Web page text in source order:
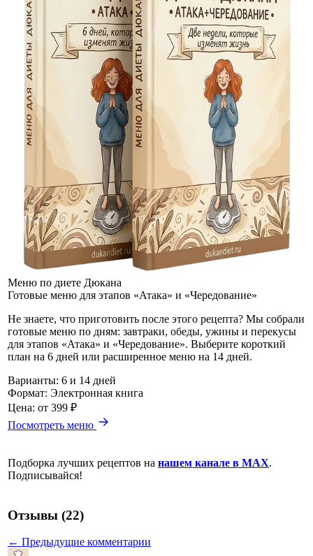
Меню по диете Дюкана
Готовые меню для этапов «Атака» и «Чередование»
Не знаете, что приготовить после этого рецепта? Мы собрали
готовые меню по дням: завтраки, обеды, ужины и перекусы
для этапов «Атака» и «Чередование». Выберите короткий
план на 6 дней или расширенное меню на 14 дней.
Варианты: 6 и 14 дней
Формат: Электронная книга
Цена: от 399 ₽
Посмотреть меню
Подборка лучших рецептов на нашем канале в MAX.
Подписывайся!
Отзывы (22)
← Предыдущие комментарии